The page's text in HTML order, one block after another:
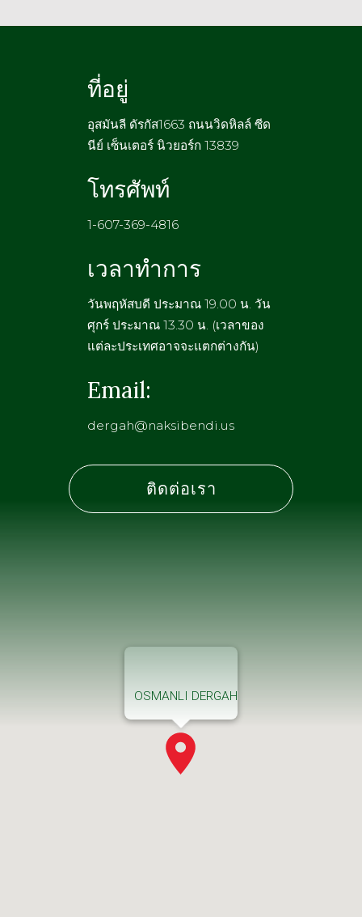
OSMANLI DERGAH
ที่อยู่
อุสมันลี ดัรกัส1663 ถนนวิดหิลล์ ซีด
นีย์ เซ็นเตอร์ นิวยอร์ก 13839
โทรศัพท์
1-607-369-4816
เวลาทำการ
วันพฤหัสบดี ประมาณ 19.00 น. วัน
ศุกร์ ประมาณ 13.30 น. (เวลาของ
แต่ละประเทศอาจจะแตกต่างกัน)
Email:
dergah@naksibendi.us
ติดต่อเรา